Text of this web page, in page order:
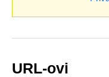
URL-ovi